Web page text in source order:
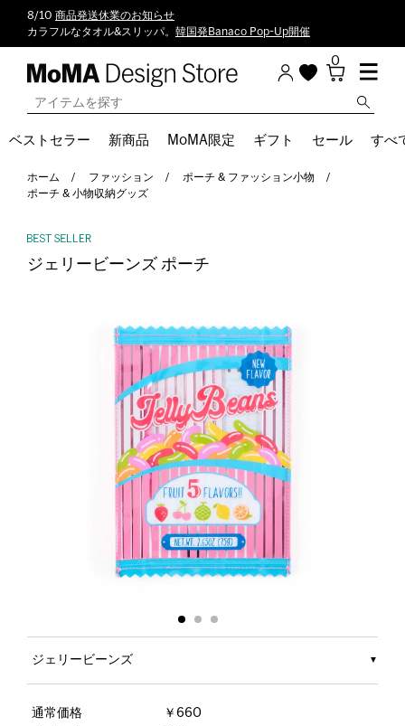
8/10 商品発送休業のお知らせ
カラフルなタオル&スリッパ。 韓国発Banaco Pop-Up開催
0
ベストセラー 新商品 MoMA限定 ギフト セール すべ
ホーム ファッション
ポーチ & ファッション小物
ポーチ & 小物収納グッズ
ジェリービーンズ ポーチ
ジェリービーンズ
通常価格
￥660